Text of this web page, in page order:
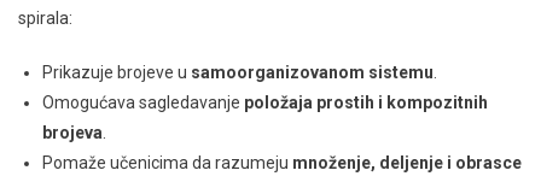
spirala:
Prikazuje brojeve u samoorganizovanom sistemu
Omogućava sagledavanje položaja prostih i kompozitnih
brojeva
Pomaže učenicima da razumeju množenje, deljenje i obrasce